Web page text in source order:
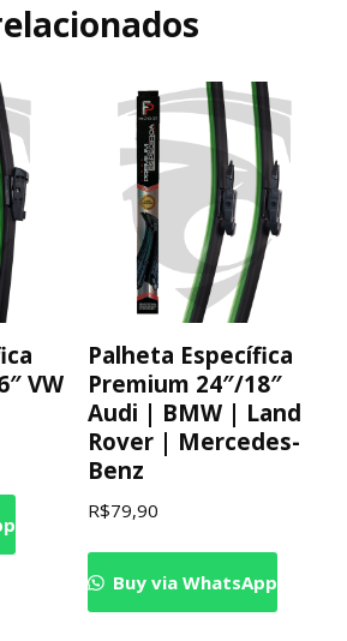
VW
Palheta Específica
Premium 24″/18″
Audi | BMW | Land
Rover | Mercedes-
Benz
R$79,90
Buy via WhatsApp